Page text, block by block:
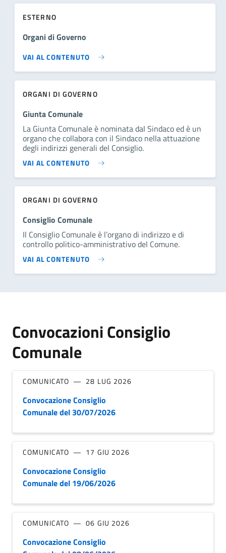
ESTERNO
Organi di Governo
VAI AL CONTENUTO
ORGANI DI GOVERNO
Giunta Comunale
La Giunta Comunale è nominata dal Sindaco ed è un
organo che collabora con il Sindaco nella attuazione
degli indirizzi generali del Consiglio.
VAI AL CONTENUTO
ORGANI DI GOVERNO
Consiglio Comunale
Il Consiglio Comunale è l’organo di indirizzo e di
controllo politico-amministrativo del Comune.
VAI AL CONTENUTO
Convocazioni Consiglio
Comunale
COMUNICATO 28 LUG 2026
Convocazione Consiglio
Comunale del 30/07/2026
COMUNICATO 17 GIU 2026
Convocazione Consiglio
Comunale del 19/06/2026
COMUNICATO 06 GIU 2026
Convocazione Consiglio